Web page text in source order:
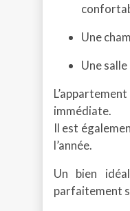
Une
Une
immédiate.
Il est
l’année.
Un bien
parfaitement